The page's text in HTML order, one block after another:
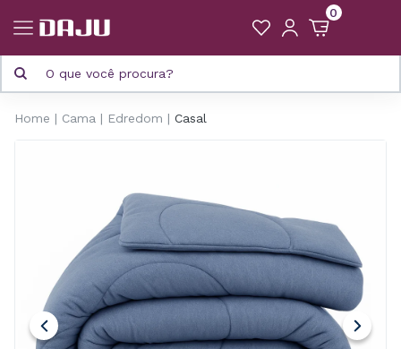
0
Home Cama Edredom Casal